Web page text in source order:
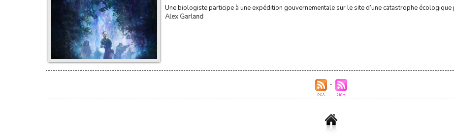
Une biologiste participe à une expédition gouvernementale sur le site d’une catastrophe
Alex Garland